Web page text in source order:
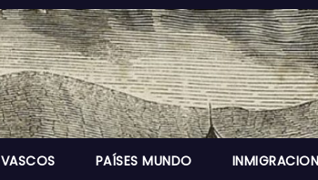
PAÍSES MUNDO INMIGRACION